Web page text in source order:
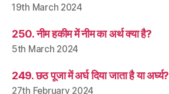
19th March 2024
250. नीम हकीम में नीम का अर्थ क्या है?
5th March 2024
249. छठ पूजा में अर्घ दिया जाता है या अर्घ्य?
27th February 2024